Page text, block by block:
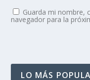
Guarda mi nombre,
navegador para la
LO MÁS